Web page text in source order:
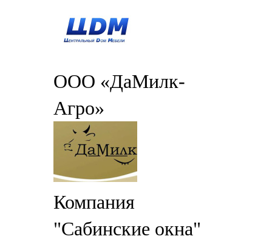
ООО «ДаМилк-
Агро»
Компания
"Сабинские окна"